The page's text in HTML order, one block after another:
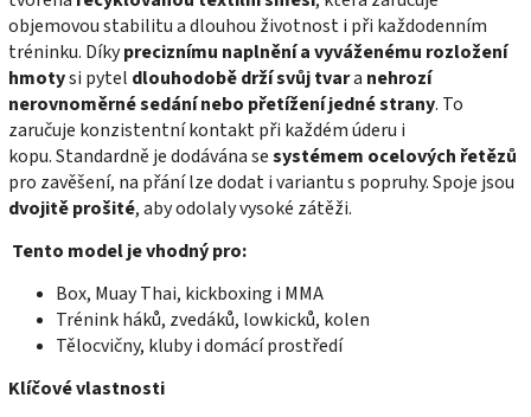
objemovou stabilitu a dlouhou životnost i při každodenním
tréninku. Díkypreciznímu naplnění a vyváženému rozložení
hmotysi pytel dlouhodobě drží svůj tvara nehrozí
nerovnoměrné sedání nebo přetížení jedné strany. To
zaručuje konzistentní kontakt při každém úderu i
kopu.Standardně je dodávána sesystémem ocelových řetězů
pro zavěšení, na přání lze dodat i variantu s popruhy. Spoje jsou
dvojitě prošité, aby odolaly vysoké zátěži.
Tento model je vhodný pro:
Box, Muay Thai, kickboxing i MMA
Trénink háků, zvedáků, lowkicků, kolen
Tělocvičny, kluby i domácí prostředí
Klíčové vlastnosti